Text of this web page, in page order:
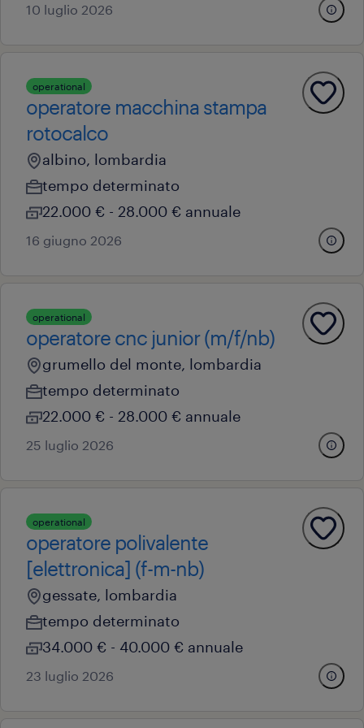
10 luglio 2026
operational
operatore macchina stampa
rotocalco
albino, lombardia
tempo determinato
22.000 € - 28.000 € annuale
16 giugno 2026
operational
operatore cnc junior (m/f/nb)
grumello del monte, lombardia
tempo determinato
22.000 € - 28.000 € annuale
25 luglio 2026
operational
operatore polivalente
[elettronica] (f-m-nb)
gessate, lombardia
tempo determinato
34.000 € - 40.000 € annuale
23 luglio 2026